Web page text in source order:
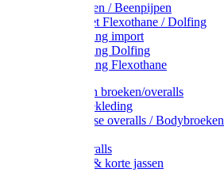
Plukmouwen / Beenpijpen
Reparatieset Flexothane / Dolfing
Regenkleding import
Regenkleding Dolfing
Regenkleding Flexothane
Toebehoren broeken/overalls
Signalisatiekleding
Amerikaanse overalls / Bodybroeken
Kinderoveralls
Stofjassen & korte jassen